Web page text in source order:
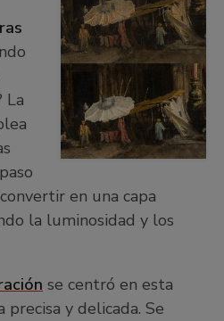
La
en una capa
la luminosidad y los
se centró en esta
y delicada. Se